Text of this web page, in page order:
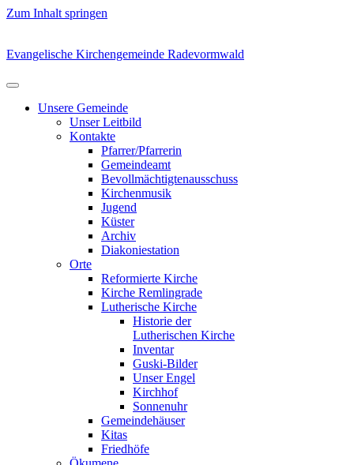
Zum Inhalt springen
Evangelische Kirchengemeinde Radevormwald
Unsere Gemeinde
Unser Leitbild
Kontakte
Pfarrer/Pfarrerin
Gemeindeamt
Bevollmächtigtenausschuss
Kirchenmusik
Jugend
Küster
Archiv
Diakoniestation
Orte
Reformierte Kirche
Kirche Remlingrade
Lutherische Kirche
Historie der
Lutherischen Kirche
Inventar
Guski-Bilder
Unser Engel
Kirchhof
Sonnenuhr
Gemeindehäuser
Kitas
Friedhöfe